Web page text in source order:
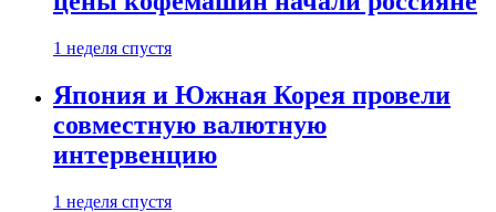
1 неделя спустя
Япония и Южная Корея провели
совместную валютную
интервенцию
1 неделя спустя